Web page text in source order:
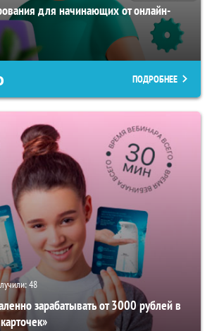
для начинающих от онлайн-
ПОДРОБНЕЕ
48
зарабатывать от 3000 рублей в